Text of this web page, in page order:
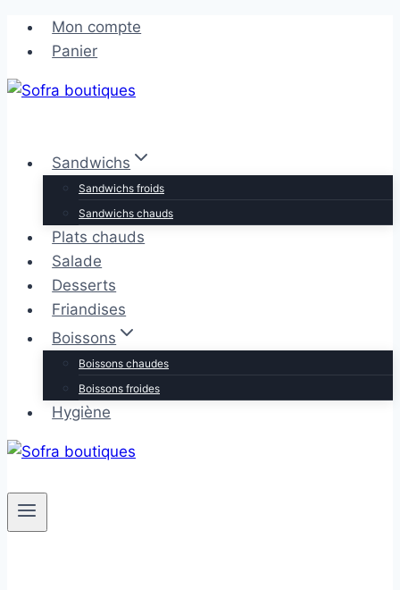
Aller
contenu
Aller
contenu
Mon compte
Panier
Sandwichs
Sandwichs froids
Sandwichs chauds
Plats chauds
Salade
Desserts
Friandises
Boissons
Boissons chaudes
Boissons froides
Hygiène